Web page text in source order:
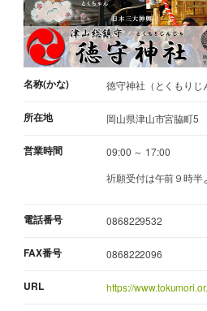
名称(かな) 徳守神社（とくもりじ
所在地 岡山県津山市宮脇町5
営業時間
09:00 ～ 17:00
祈願受付は午前９時半
電話番号 0868229532
FAX番号 0868222096
URL https://